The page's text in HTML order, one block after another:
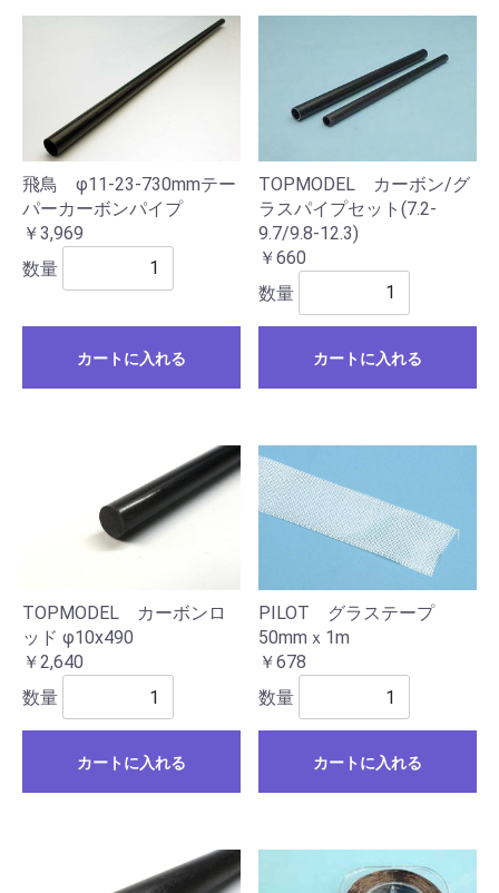
飛鳥 φ11-23-730mmテー
パーカーボンパイプ
￥3,969
数量
カートに入れる
TOPMODEL カーボン/グ
ラスパイプセット(7.2-
9.7/9.8-12.3)
￥660
数量
カートに入れる
TOPMODEL カーボンロ
ッド φ10x490
￥2,640
数量
カートに入れる
PILOT グラステープ
50mmｘ1m
￥678
数量
カートに入れる